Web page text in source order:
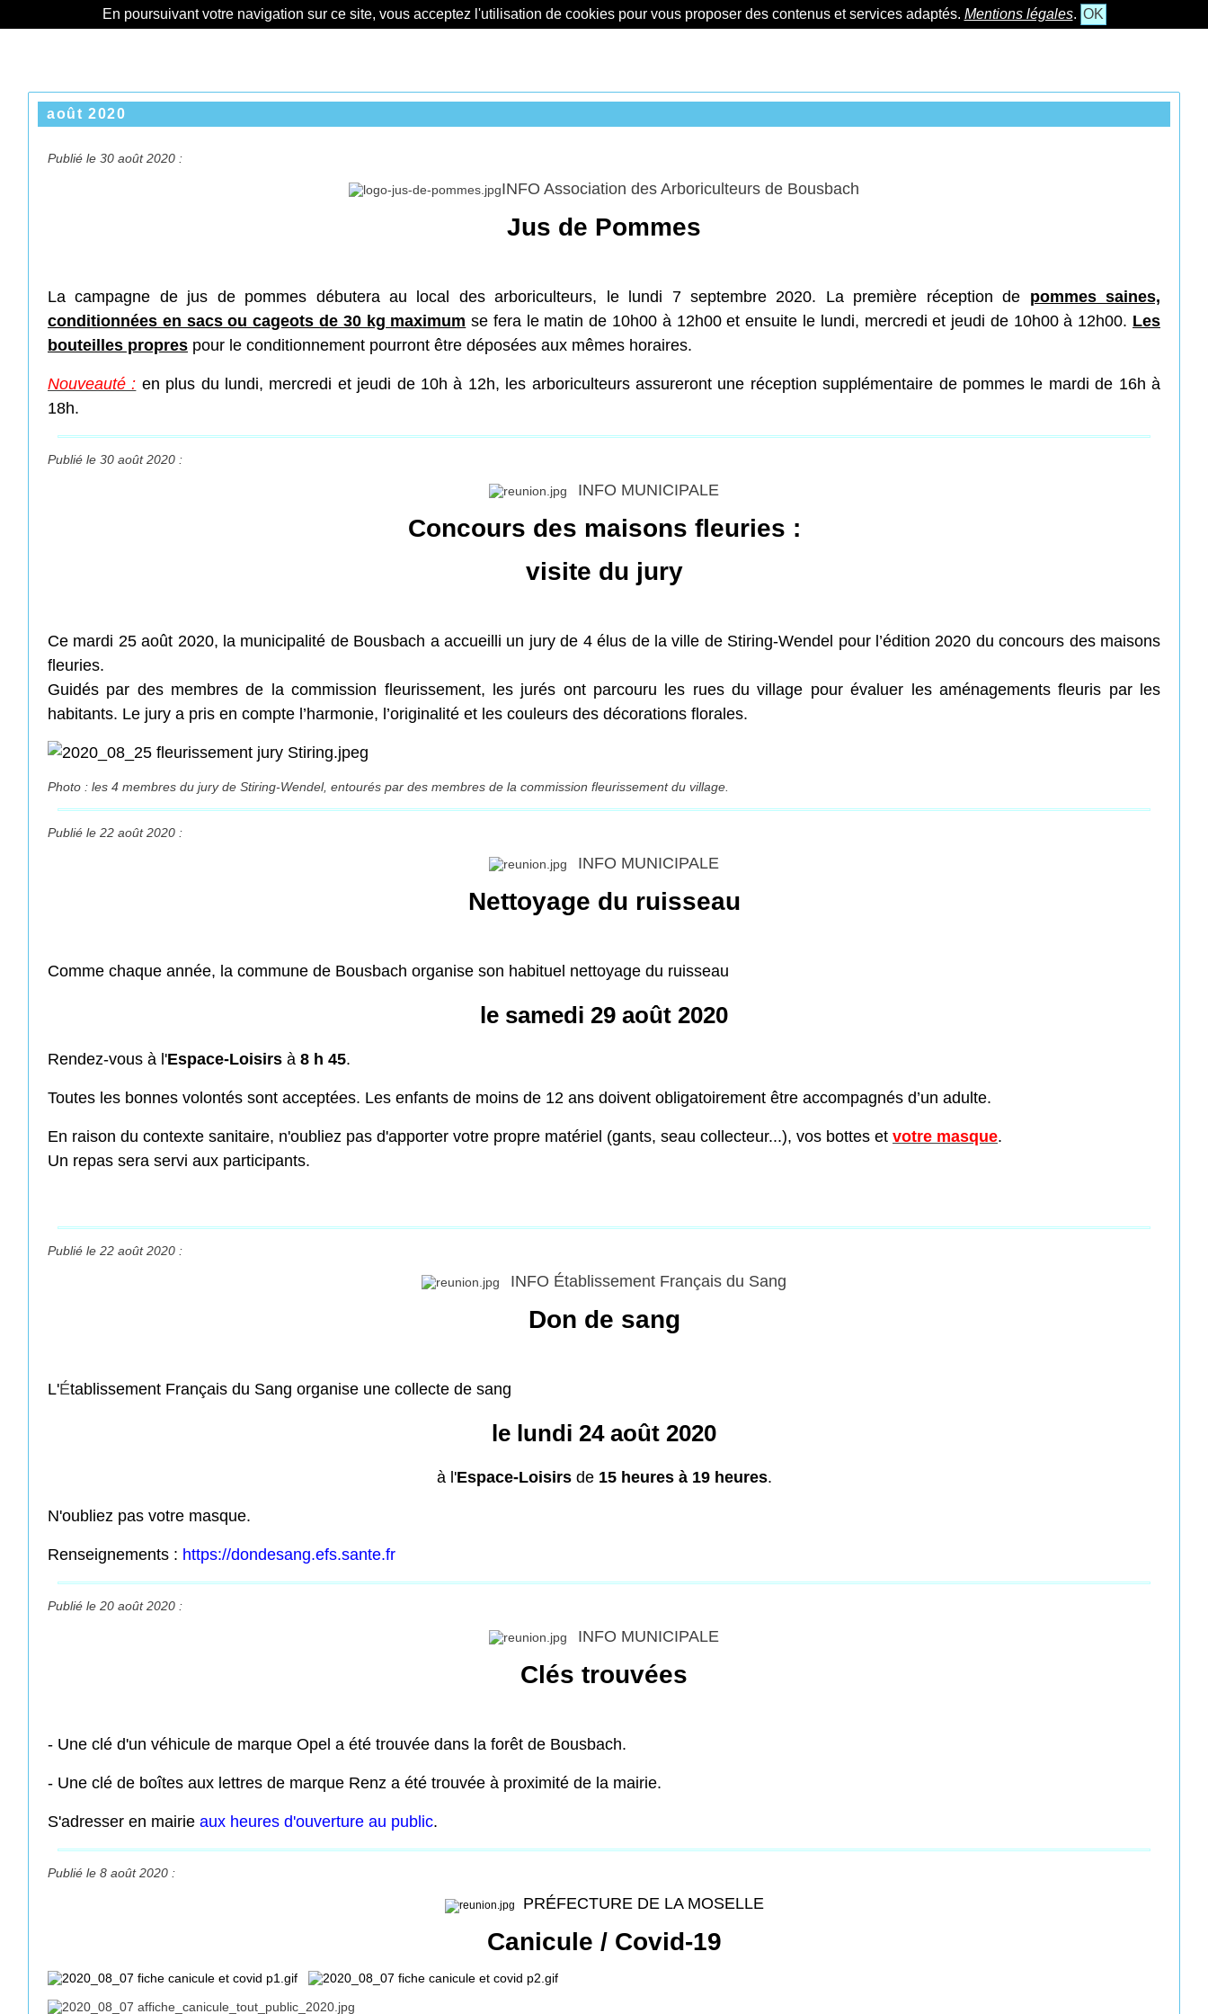
En poursuivant votre navigation sur ce site, vous acceptez l'utilisation de cookies pour vous proposer des contenus et services adaptés. Mentions légales. OK
août 2020
Publié le 30 août 2020 :
INFO Association des Arboriculteurs de Bousbach
Jus de Pommes
La campagne de jus de pommes débutera au local des arboriculteurs, le lundi 7 septembre 2020. La première réception de pommes saines,
conditionnées en sacs ou cageots de 30 kg maximum se fera le matin de 10h00 à 12h00 et ensuite le lundi, mercredi et jeudi de 10h00 à 12h00. Les
bouteilles propres pour le conditionnement pourront être déposées aux mêmes horaires.
Nouveauté : en plus du lundi, mercredi et jeudi de 10h à 12h, les arboriculteurs assureront une réception supplémentaire de pommes le mardi de 16h à
18h.
Publié le 30 août 2020 :
INFO MUNICIPALE
Concours des maisons fleuries :
visite du jury
Ce mardi 25 août 2020, la municipalité de Bousbach a accueilli un jury de 4 élus de la ville de Stiring-Wendel pour l’édition 2020 du concours des maisons
fleuries.
Guidés par des membres de la commission fleurissement, les jurés ont parcouru les rues du village pour évaluer les aménagements fleuris par les
habitants. Le jury a pris en compte l’harmonie, l’originalité et les couleurs des décorations florales.
Photo : les 4 membres du jury de Stiring-Wendel, entourés par des membres de la commission fleurissement du village.
Publié le 22 août 2020 :
INFO MUNICIPALE
Nettoyage du ruisseau
Comme chaque année, la commune de Bousbach organise son habituel nettoyage du ruisseau
le samedi 29 août 2020
Rendez-vous à l'Espace-Loisirs à 8 h 45.
Toutes les bonnes volontés sont acceptées. Les enfants de moins de 12 ans doivent obligatoirement être accompagnés d’un adulte.
En raison du contexte sanitaire, n'oubliez pas d'apporter votre propre matériel (gants, seau collecteur...), vos bottes et votre masque.
Un repas sera servi aux participants.
Publié le 22 août 2020 :
INFO Établissement Français du Sang
Don de sang
L'Établissement Français du Sang organise une collecte de sang
le lundi 24 août 2020
à l'Espace-Loisirsde 15 heures à 19 heures.
N'oubliez pas votre masque.
Renseignements : https://dondesang.efs.sante.fr
Publié le 20 août 2020 :
INFO MUNICIPALE
Clés trouvées
- Une clé d'un véhicule de marque Opel a été trouvée dans la forêt de Bousbach.
- Une clé de boîtes aux lettres de marque Renz a été trouvée à proximité de la mairie.
S'adresser en mairie aux heures d'ouverture au public.
Publié le 8 août 2020 :
PRÉFECTURE DE LA MOSELLE
Canicule / Covid-19